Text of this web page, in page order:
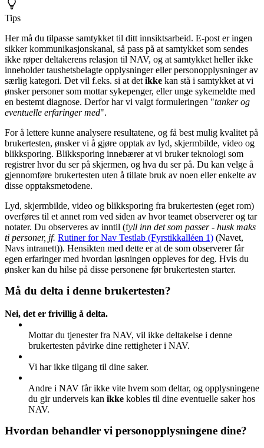
Tips
Her må du tilpasse samtykket til ditt innsiktsarbeid. E-post er ingen
sikker kommunikasjonskanal, så pass på at samtykket som sendes
ikke røper deltakerens relasjon til NAV, og at samtykket heller ikke
inneholder taushetsbelagte opplysninger eller personopplysninger av
særlig kategori. Det vil f.eks. si at det ikke kan stå i samtykket at vi
ønsker personer som mottar sykepenger, eller unge sykemeldte med
en bestemt diagnose. Derfor har vi valgt formuleringen "tanker og
eventuelle erfaringer med".
For å lettere kunne analysere resultatene, og få best mulig kvalitet på
brukertesten, ønsker vi å gjøre opptak av lyd, skjermbilde, video og
blikksporing. Blikksporing innebærer at vi bruker teknologi som
registrer hvor du ser på skjermen, og hva du ser på. Du kan velge å
gjennomføre brukertesten uten å tillate bruk av noen eller enkelte av
disse opptaksmetodene.
Lyd, skjermbilde, video og blikksporing fra brukertesten (eget rom)
overføres til et annet rom ved siden av hvor teamet observerer og tar
notater. Du observeres av inntil (fyll inn det som passer - husk maks
ti personer, jf. Rutiner for Nav Testlab (Fyrstikkalléen 1) (Navet,
Navs intranett)). Hensikten med dette er at de som observerer får
egen erfaringer med hvordan løsningen oppleves for deg. Hvis du
ønsker kan du hilse på disse personene før brukertesten starter.
Må du delta i denne brukertesten?
Nei, det er frivillig å delta.
Mottar du tjenester fra NAV, vil ikke deltakelse i denne
brukertesten påvirke dine rettigheter i NAV.
Vi har ikke tilgang til dine saker.
Andre i NAV får ikke vite hvem som deltar, og opplysningene
du gir underveis kan ikke kobles til dine eventuelle saker hos
NAV.
Hvordan behandler vi personopplysningene dine?